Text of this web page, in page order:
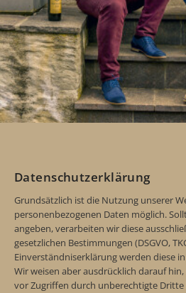
Datenschutzerklärung
Grundsätzlich ist die Nutzung unserer
personenbezogenen Daten möglich.
angeben, verarbeiten wir diese
gesetzlichen Bestimmungen (DSGVO,
Einverständniserklärung werden diese
Wir weisen aber ausdrücklich darauf
vor Zugriffen durch unberechtigte Dritte